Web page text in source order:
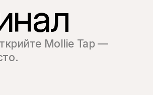
Mollie Tap —